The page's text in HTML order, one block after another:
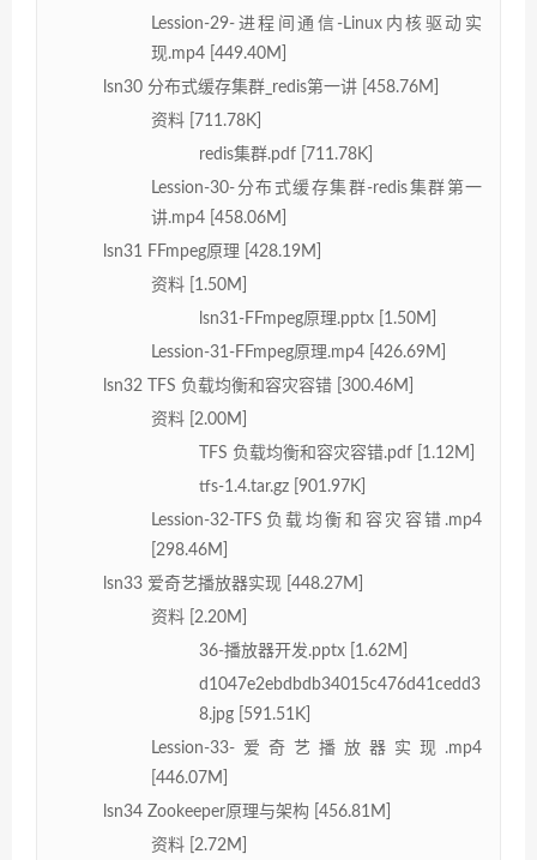
Lession-29-进程间通信-Linux内核驱动实
现.mp4 [449.40M]
lsn30 分布式缓存集群_redis第一讲 [458.76M]
资料 [711.78K]
redis集群.pdf [711.78K]
Lession-30-分布式缓存集群-redis集群第一
讲.mp4 [458.06M]
lsn31 FFmpeg原理 [428.19M]
资料 [1.50M]
lsn31-FFmpeg原理.pptx [1.50M]
Lession-31-FFmpeg原理.mp4 [426.69M]
lsn32 TFS 负载均衡和容灾容错 [300.46M]
资料 [2.00M]
TFS 负载均衡和容灾容错.pdf [1.12M]
tfs-1.4.tar.gz [901.97K]
Lession-32-TFS负载均衡和容灾容错.mp4
[298.46M]
lsn33 爱奇艺播放器实现 [448.27M]
资料 [2.20M]
36-播放器开发.pptx [1.62M]
d1047e2ebdbdb34015c476d41cedd3
8.jpg [591.51K]
Lession-33-爱奇艺播放器实现.mp4
[446.07M]
lsn34 Zookeeper原理与架构 [456.81M]
资料 [2.72M]